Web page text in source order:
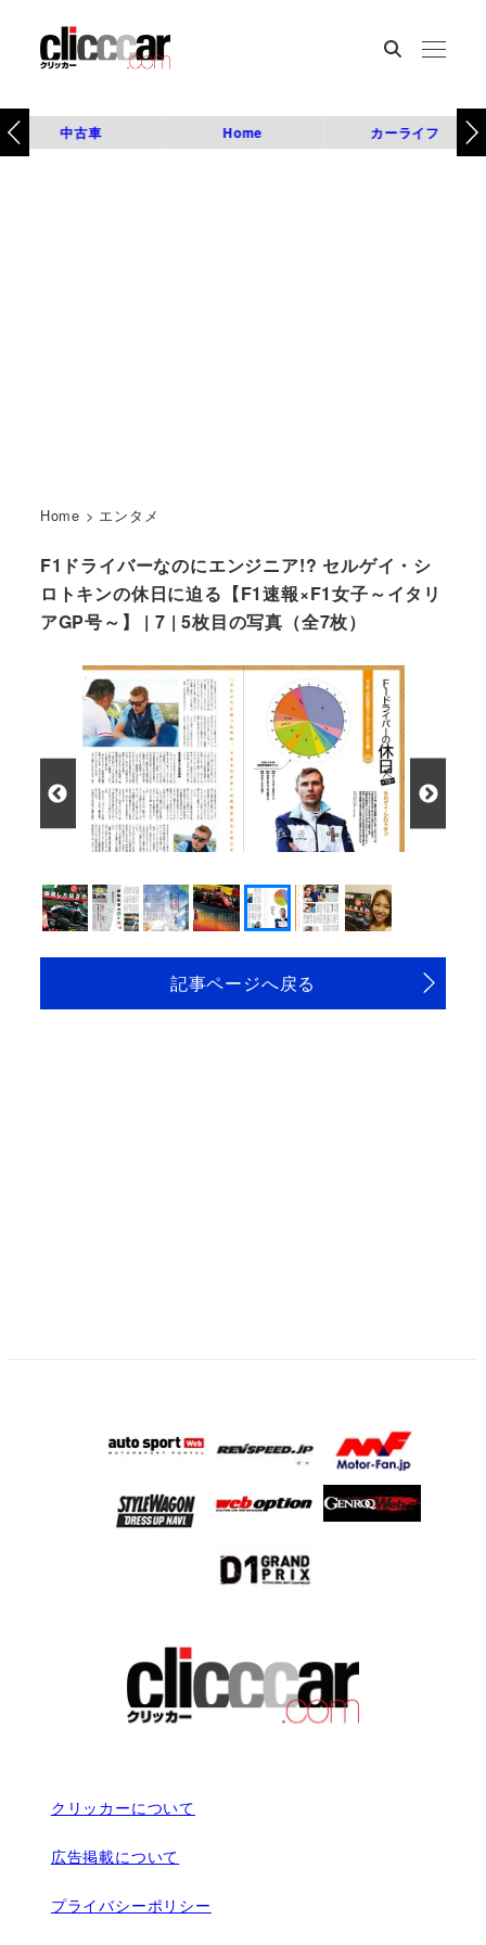
中古車 Home カーライフ
Home > エンタメ
F1ドライバーなのにエンジニア!? セルゲイ・シ
ロトキンの休日に迫る【F1速報×F1女子～イタリ
アGP号～】 | 7 | 5枚目の写真（全7枚）
記事ページへ戻る
クリッカーについて
広告掲載について
プライバシーポリシー